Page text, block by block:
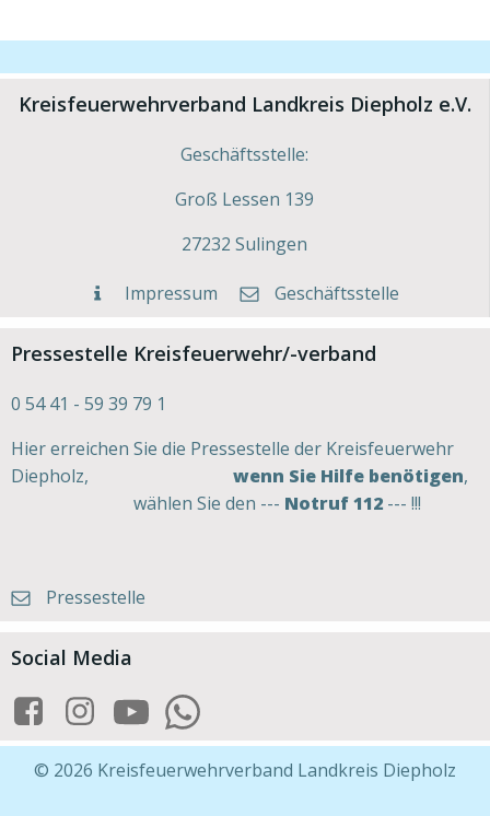
Kreisfeuerwehrverband Landkreis Diepholz e.V.
Geschäftsstelle:
Groß Lessen 139
27232 Sulingen
Impressum Geschäftsstelle
Pressestelle Kreisfeuerwehr/-verband
0 54 41 - 59 39 79 1
Hier erreichen Sie die Pressestelle der Kreisfeuerwehr
Diepholz, wenn Sie Hilfe benötigen,
wählen Sie den --- Notruf 112 --- !!!
Pressestelle
Social Media
© 2026 Kreisfeuerwehrverband Landkreis Diepholz